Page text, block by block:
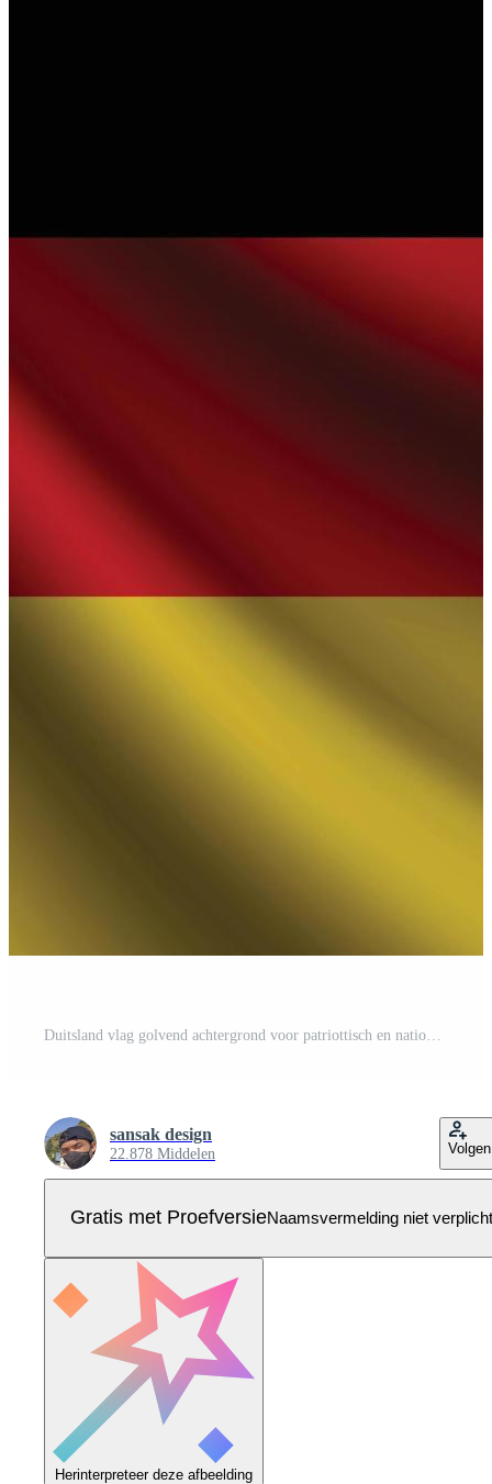
sansak design
22.878 Middelen Volgen
Gratis met ProefversieNaamsvermelding niet verplicht
Herinterpreteer deze afbeelding